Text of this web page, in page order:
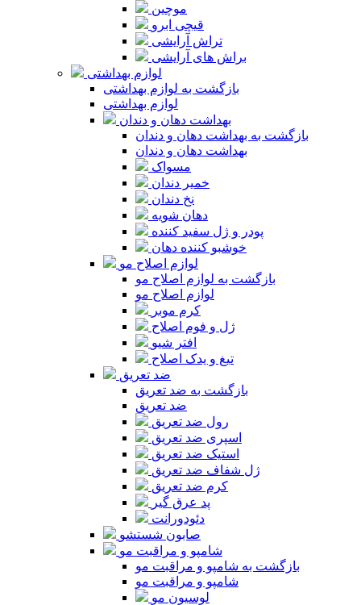
موچین
قیچی ابرو
تراش آرایشی
براش های آرایشی
لوازم بهداشتی
بازگشت به لوازم بهداشتی
لوازم بهداشتی
بهداشت دهان و دندان
بازگشت به بهداشت دهان و دندان
بهداشت دهان و دندان
مسواک
خمیر دندان
نخ دندان
دهان شویه
پودر و ژل سفید کننده
خوشبو کننده دهان
لوازم اصلاح مو
بازگشت به لوازم اصلاح مو
لوازم اصلاح مو
کرم موبر
ژل و فوم اصلاح
افتر شیو
تیغ و یدک اصلاح
ضد تعریق
بازگشت به ضد تعریق
ضد تعریق
رول ضد تعریق
اسپری ضد تعریق
استیک ضد تعریق
ژل شفاف ضد تعریق
کرم ضد تعریق
پد عرق گیر
دئودورانت
صابون شستشو
شامپو و مراقبت مو
بازگشت به شامپو و مراقبت مو
شامپو و مراقبت مو
لوسیون مو